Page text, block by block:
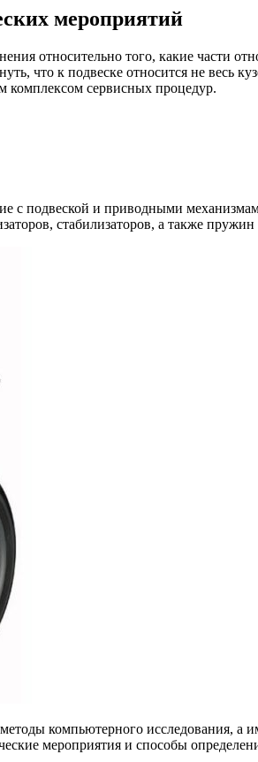
мероприятий
относительно того, какие части
что к подвеске относится не весь
комплексом сервисных процедур.
с подвеской и приводными
стабилизаторов, а также пружин
компьютерного исследования, а
мероприятия и способы